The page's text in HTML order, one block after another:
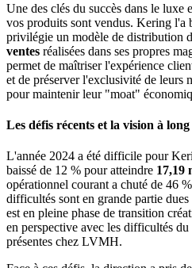
Une des clés du succès dans le luxe
vos produits sont vendus. Kering l'a
privilégie un modèle de distribution
ventes réalisées dans ses propres
permet de maîtriser l'expérience
et de préserver l'exclusivité de leurs
pour maintenir leur "moat"
Les défis récents et la vision à
L'année 2024 a été difficile pour
baissé de 12 % pour atteindre 17,19
opérationnel courant a chuté de 46
difficultés sont en grande partie
est en pleine phase de transition
en perspective avec les difficultés
présentes chez LVMH.